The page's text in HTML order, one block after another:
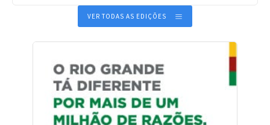
VER TODAS AS EDIÇÕES